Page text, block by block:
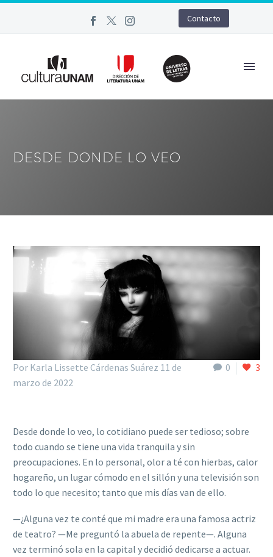
Contacto
DESDE DONDE LO VEO
0 3
Por Karla Lissette Cárdenas Suárez 11 de
marzo de 2022
Desde donde lo veo, lo cotidiano puede ser tedioso; sobre
todo cuando se tiene una vida tranquila y sin
preocupaciones. En lo personal, olor a té con hierbas, calor
hogareño, un lugar cómodo en el sillón y una televisión son
todo lo que necesito; tanto que mis días van de ello.
—¿Alguna vez te conté que mi madre era una famosa actriz
de teatro? —Me preguntó la abuela de repente—. Alguna
vez terminó sola en la capital y decidió dedicarse a actuar.